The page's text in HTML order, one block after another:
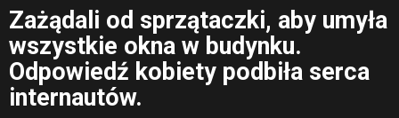
Zażądali od sprzątaczki, aby umyła
wszystkie okna w budynku.
Odpowiedź kobiety podbiła serca
internautów.